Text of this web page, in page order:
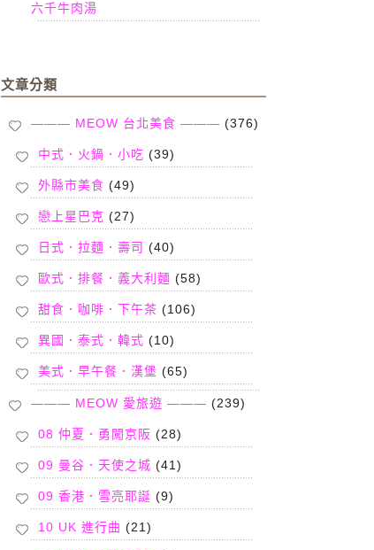
六千牛肉湯
文章分類
——— MEOW 台北美食 ——— (376)
中式．火鍋．小吃 (39)
外縣市美食 (49)
戀上星巴克 (27)
日式．拉麵．壽司 (40)
歐式．排餐．義大利麵 (58)
甜食．咖啡．下午茶 (106)
異國．泰式．韓式 (10)
美式．早午餐．漢堡 (65)
——— MEOW 愛旅遊 ——— (239)
08 仲夏．勇闖京阪 (28)
09 曼谷．天使之城 (41)
09 香港．雪亮耶誕 (9)
10 UK 進行曲 (21)